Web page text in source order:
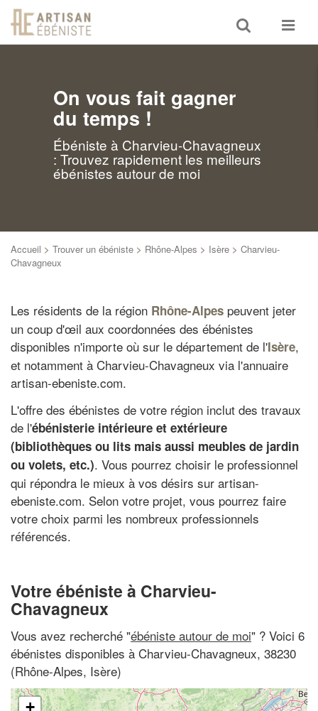
Toggle
search
Toggle
On vous fait gagner
du temps !
Ébéniste à Charvieu-Chavagneux
: Trouvez rapidement les meilleurs
ébénistes autour de moi
Accueil > Trouver un ébéniste > Rhône-Alpes > Isère > Charvieu-
Chavagneux
Les résidents de la région Rhône-Alpes peuvent jeter
un coup d'œil aux coordonnées des ébénistes
disponibles n'importe où sur le département de l'Isère,
et notamment à Charvieu-Chavagneux via l'annuaire
artisan-ebeniste.com.
L'offre des ébénistes de votre région inclut des travaux
de l'ébénisterie intérieure et extérieure
(bibliothèques ou lits mais aussi meubles de jardin
ou volets, etc.). Vous pourrez choisir le professionnel
qui répondra le mieux à vos désirs sur artisan-
ebeniste.com. Selon votre projet, vous pourrez faire
votre choix parmi les nombreux professionnels
référencés.
Votre ébéniste à Charvieu-
Chavagneux
Vous avez recherché "ébéniste autour de moi" ? Voici 6
ébénistes disponibles à Charvieu-Chavagneux, 38230
(Rhône-Alpes, Isère)
+